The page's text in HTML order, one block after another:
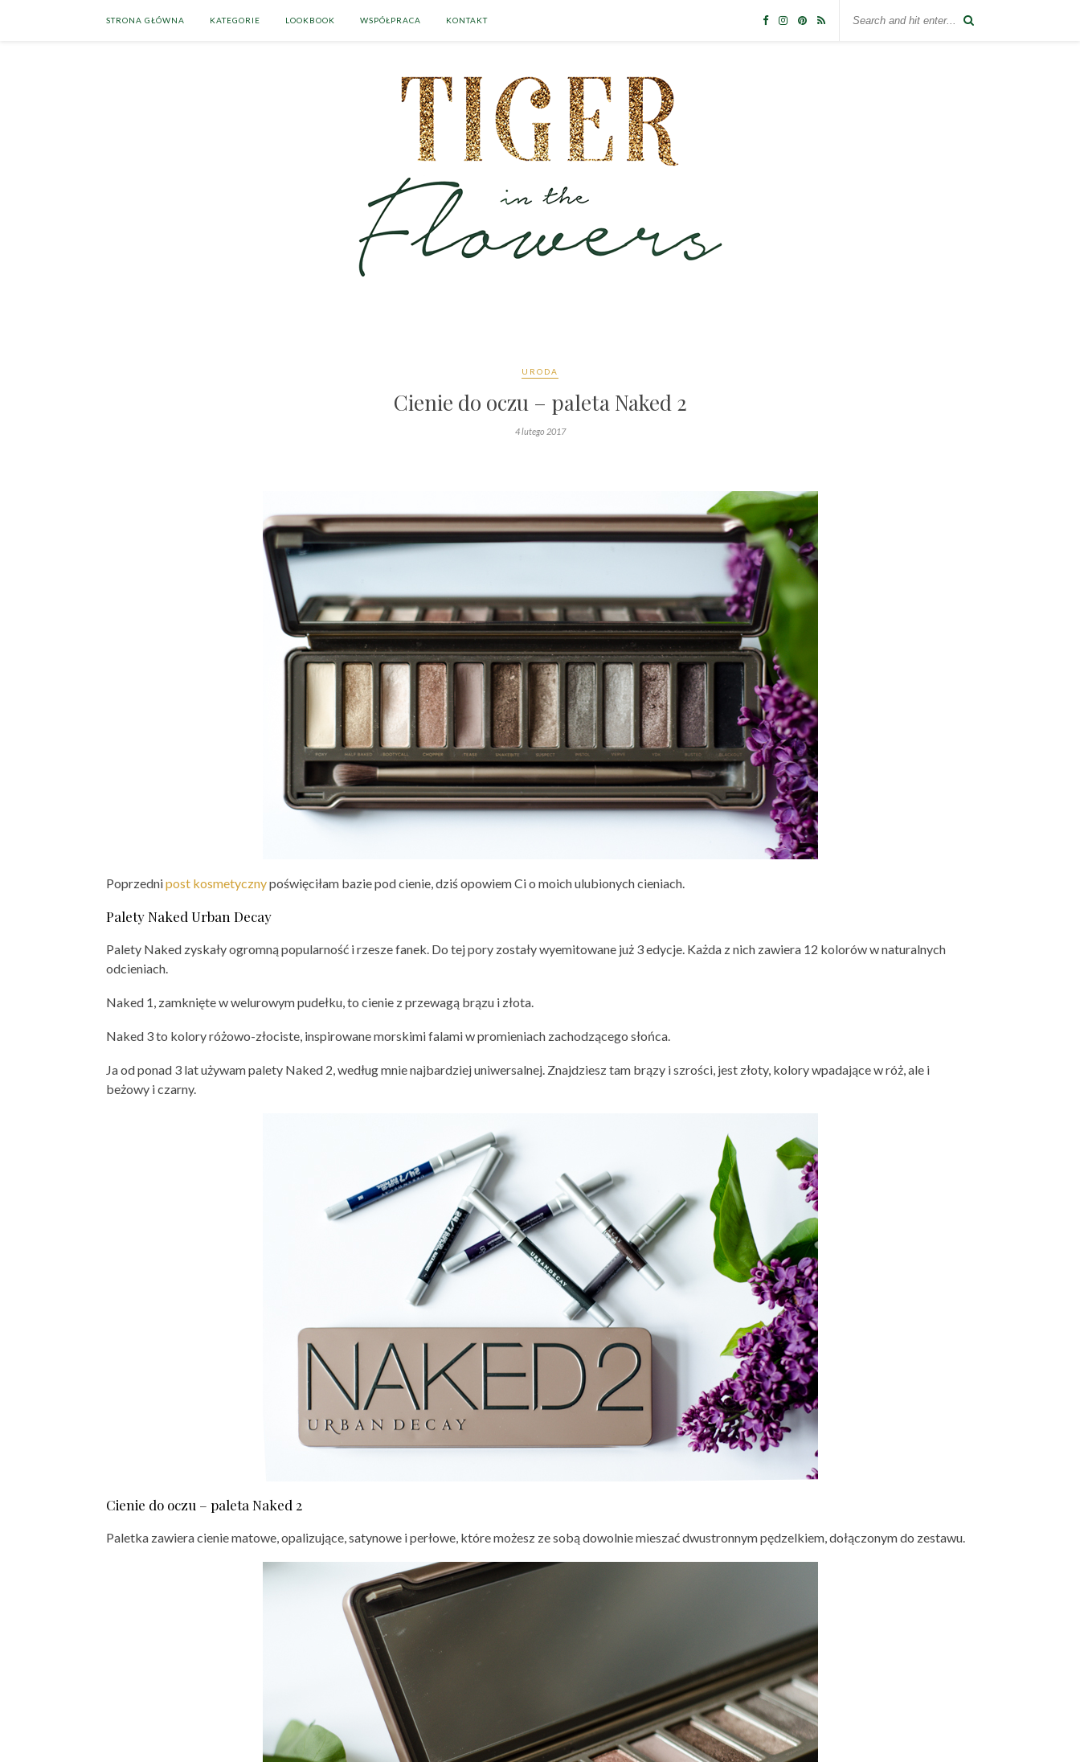
STRONA GŁÓWNA KATEGORIE LOOKBOOK WSPÓŁPRACA KONTAKT
URODA
Cienie do oczu – paleta Naked 2
4 lutego 2017
Poprzednipost kosmetycznypoświęciłam bazie pod cienie, dziś opowiem Ci o moich ulubionych cieniach.
Palety Naked Urban Decay
Palety Naked zyskały ogromną popularność i rzesze fanek. Do tej pory zostały wyemitowane już 3 edycje. Każda z nich zawiera 12 kolorów w naturalnych
odcieniach.
Naked 1, zamknięte w welurowym pudełku, to cienie z przewagą brązu i złota.
Naked 3 to kolory różowo-złociste, inspirowane morskimi falami w promieniach zachodzącego słońca.
Ja od ponad 3 lat używam palety Naked 2, według mnie najbardziej uniwersalnej. Znajdziesz tam brązy i szrości, jest złoty, kolory wpadające w róż, ale i
beżowy i czarny.
Cienie do oczu – paleta Naked 2
Paletka zawiera cienie matowe, opalizujące, satynowe i perłowe, które możesz ze sobą dowolnie mieszać dwustronnym pędzelkiem, dołączonym do zestawu.